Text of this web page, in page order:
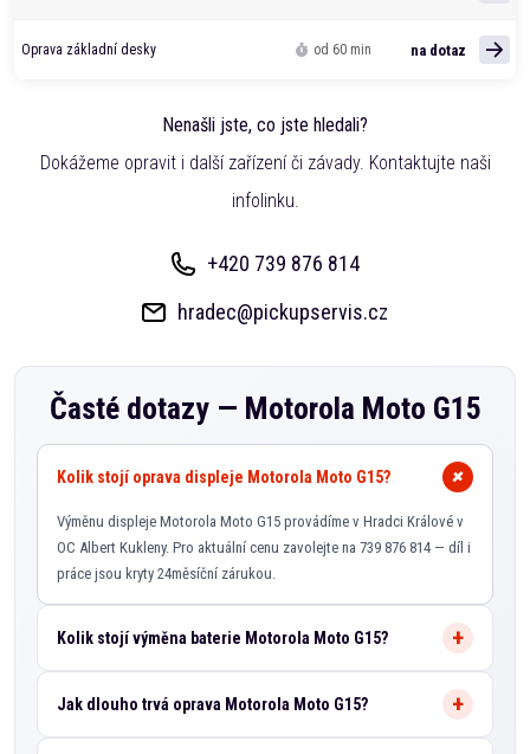
Oprava základní desky od 60 min na dotaz
Nenašli jste, co jste hledali?
Dokážeme opravit i další zařízení či závady. Kontaktujte naši
infolinku.
+420 739 876 814
hradec@pickupservis.cz
Časté dotazy — Motorola Moto G15
Kolik stojí oprava displeje Motorola Moto G15?
Výměnu displeje Motorola Moto G15 provádíme v Hradci Králové v
OC Albert Kukleny. Pro aktuální cenu zavolejte na 739 876 814 — díl i
práce jsou kryty 24měsíční zárukou.
Kolik stojí výměna baterie Motorola Moto G15?
Jak dlouho trvá oprava Motorola Moto G15?